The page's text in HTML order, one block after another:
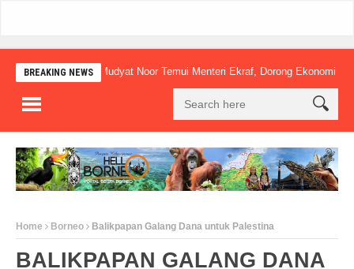
BREAKING NEWSMudyat Noor Temui Menteri Ekraf, Dorong Ekonomi Kreatif
Home Borneo Balikpapan Galang Dana untuk Palestina
BALIKPAPAN GALANG DANA